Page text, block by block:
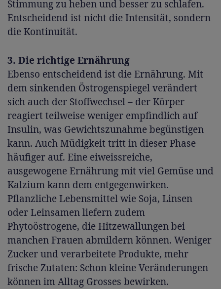
Stimmung zu heben und besser zu schlafen.
Entscheidend ist nicht die Intensität, sondern
die Kontinuität.
3. Die richtige Ernährung
Ebenso entscheidend ist die Ernährung. Mit
dem sinkenden Östrogenspiegel verändert
sich auch der Stoffwechsel – der Körper
reagiert teilweise weniger empfindlich auf
Insulin, was Gewichtszunahme begünstigen
kann. Auch Müdigkeit tritt in dieser Phase
häufiger auf. Eine eiweissreiche,
ausgewogene Ernährung mit viel Gemüse und
Kalzium kann dem entgegenwirken.
Pflanzliche Lebensmittel wie Soja, Linsen
oder Leinsamen liefern zudem
Phytoöstrogene, die Hitzewallungen bei
manchen Frauen abmildern können. Weniger
Zucker und verarbeitete Produkte, mehr
frische Zutaten: Schon kleine Veränderungen
können im Alltag Grosses bewirken.